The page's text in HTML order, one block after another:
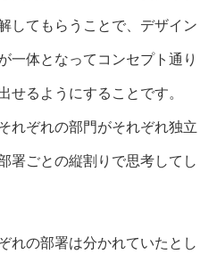
してもらうことで、デザイン
一体となってコンセプト通り
せるようにすることです。
れぞれの部門がそれぞれ独立
署ごとの縦割りで思考してし
れの部署は分かれていたとし